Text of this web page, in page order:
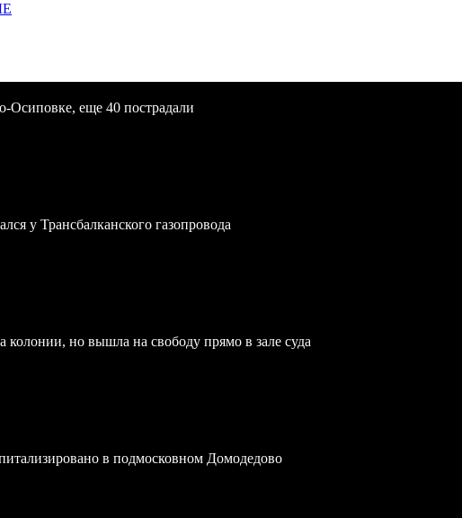
еще 40 пострадали
у Трансбалканского газопровода
колонии, но вышла на свободу прямо в зале суда
в подмосковном Домодедово